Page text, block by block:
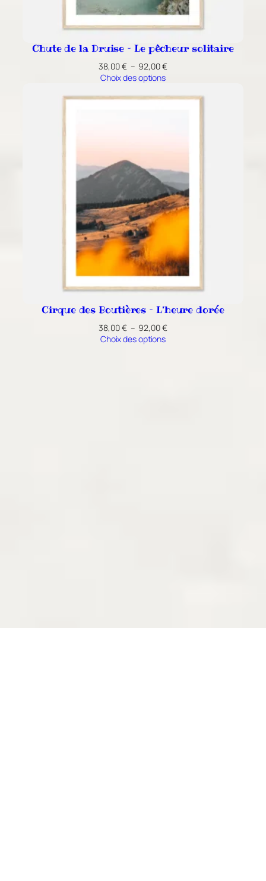
Chute de la Druise – Le pêcheur solitaire
38,00€ – 92,00€Plage
38,00 €
Choix des options
Cirque des Boutières – L’heure dorée
38,00€ – 92,00€Plage
Choix des options